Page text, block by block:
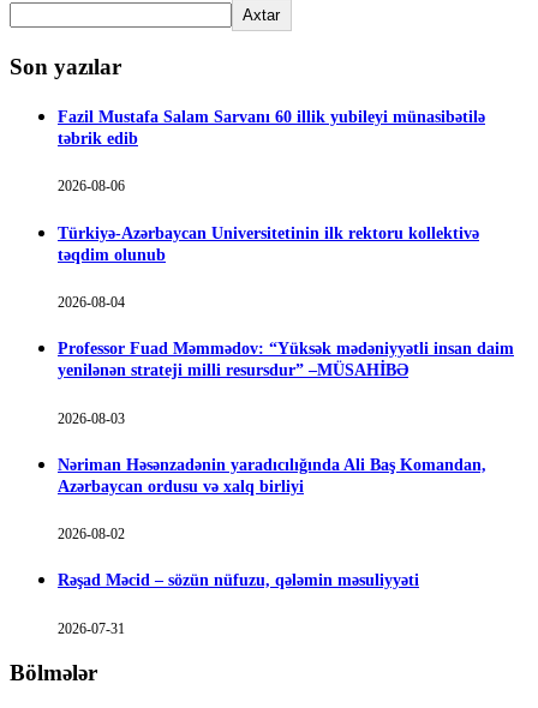
Axtar
Son yazılar
Fazil Mustafa Salam Sarvanı 60 illik yubileyi münasibətilə
təbrik edib
2026-08-06
Türkiyə-Azərbaycan Universitetinin ilk rektoru kollektivə
təqdim olunub
2026-08-04
Professor Fuad Məmmədov: “Yüksək mədəniyyətli insan daim
yenilənən strateji milli resursdur” –MÜSAHİBƏ
2026-08-03
Nəriman Həsənzadənin yaradıcılığında Ali Baş Komandan,
Azərbaycan ordusu və xalq birliyi
2026-08-02
Rəşad Məcid – sözün nüfuzu, qələmin məsuliyyəti
2026-07-31
Bölmələr